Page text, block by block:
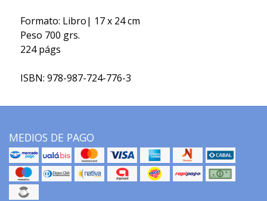
Formato: Libro| 17 x 24 cm
Peso 700 grs.
224 págs
ISBN: 978-987-724-776-3
MEDIOS DE PAGO